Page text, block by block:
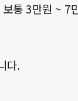
통 3만원 ~ 7
다.